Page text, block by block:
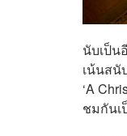
นับเป็น
เน้นสนั
‘A
ชมกันเ